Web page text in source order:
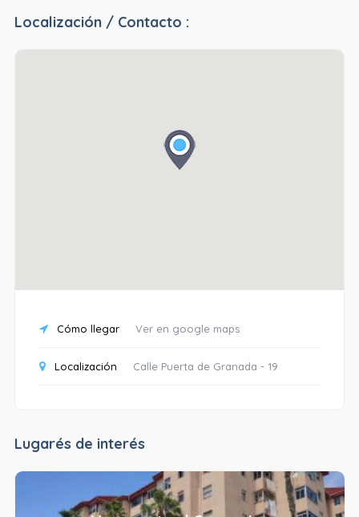
Localización / Contacto :
Cómo llegar Ver en google maps
Localización Calle Puerta de Granada - 19
Lugarés de interés